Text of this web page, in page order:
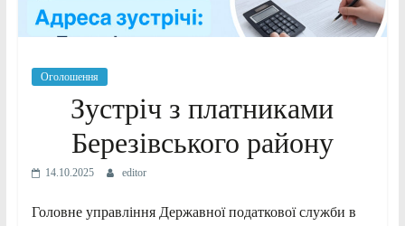
Оголошення
Зустріч з платниками
Березівського району
14.10.2025 editor
Головне управління Державної податкової служби в